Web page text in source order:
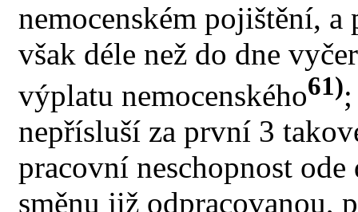
nemocenském pojištění,
však déle než do dne
výplatu nemocenského61)
nepřísluší za první 3
pracovní neschopnost ode
směnu již odpracovanou,